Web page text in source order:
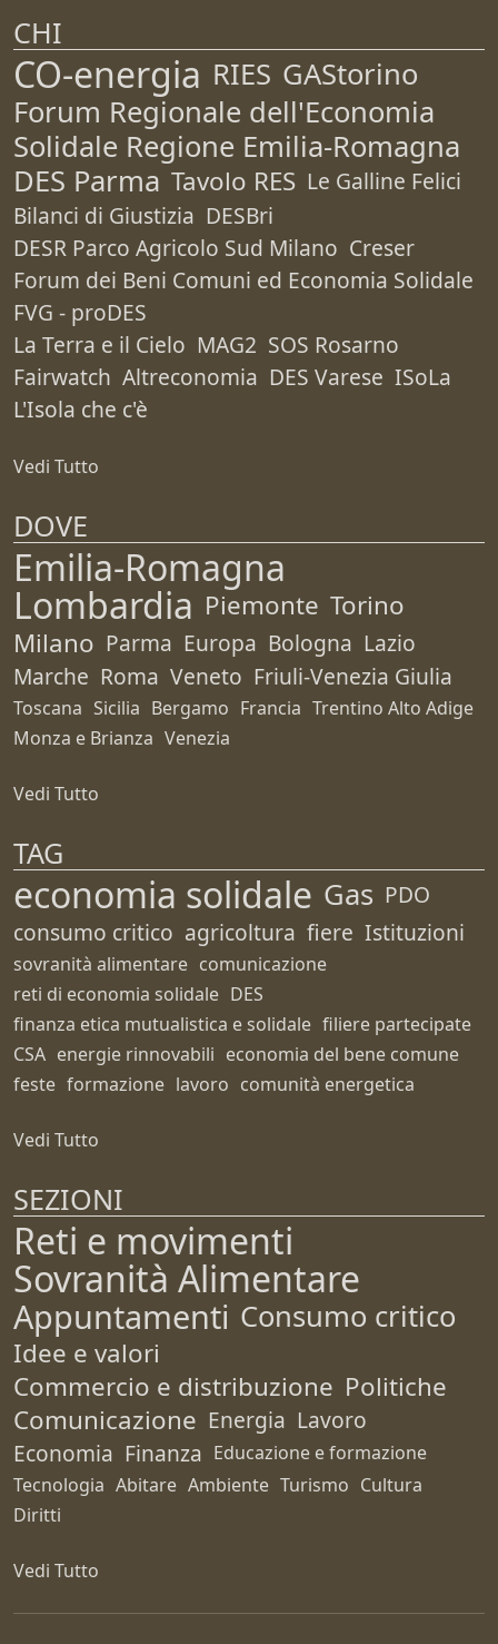
CHI
CO-energia RIES GAStorino
Forum Regionale dell'Economia
Solidale Regione Emilia-Romagna
DES Parma Tavolo RES Le Galline Felici
Bilanci di Giustizia DESBri
DESR Parco Agricolo Sud Milano Creser
Forum dei Beni Comuni ed Economia Solidale
FVG - proDES
La Terra e il Cielo MAG2 SOS Rosarno
Fairwatch Altreconomia DES Varese ISoLa
L'Isola che c'è
Vedi Tutto
DOVE
Emilia-Romagna
Lombardia Piemonte Torino
Milano Parma Europa Bologna Lazio
Marche Roma Veneto Friuli-Venezia Giulia
Toscana Sicilia Bergamo Francia Trentino Alto Adige
Monza e Brianza Venezia
Vedi Tutto
TAG
economia solidale Gas PDO
consumo critico agricoltura fiere Istituzioni
sovranità alimentare comunicazione
reti di economia solidale DES
finanza etica mutualistica e solidale filiere partecipate
CSA energie rinnovabili economia del bene comune
feste formazione lavoro comunità energetica
Vedi Tutto
SEZIONI
Reti e movimenti
Sovranità Alimentare
Appuntamenti Consumo critico
Idee e valori
Commercio e distribuzione Politiche
Comunicazione Energia Lavoro
Economia Finanza Educazione e formazione
Tecnologia Abitare Ambiente Turismo Cultura
Diritti
Vedi Tutto